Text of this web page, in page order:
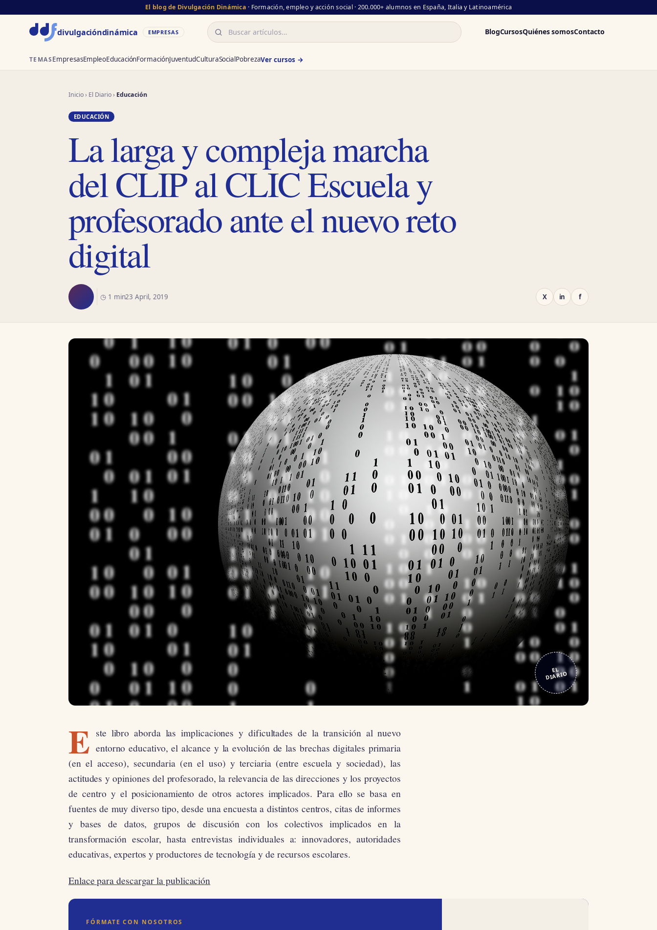
El blog de Divulgación Dinámica · Formación, empleo y acción social · 200.000+ alumnos en España, Italia y Latinoamérica
divulgacióndinámica EMPRESAS Buscar BlogCursosQuiénes somosContacto
TEMASEmpresasEmpleoEducaciónFormaciónJuventudCulturaSocialPobrezaVer cursos →
Inicio› El Diario› Educación
EDUCACIÓN
La larga y compleja marcha
del CLIP al CLIC Escuela y
profesorado ante el nuevo reto
digital
◷ 1 min23 April, 2019 X in f
EL
DIARIO
E ste libro aborda las implicaciones y dificultades de la transición al nuevo
entorno educativo, el alcance y la evolución de las brechas digitales primaria
(en el acceso), secundaria (en el uso) y terciaria (entre escuela y sociedad), las
actitudes y opiniones del profesorado, la relevancia de las direcciones y los proyectos
de centro y el posicionamiento de otros actores implicados. Para ello se basa en
fuentes de muy diverso tipo, desde una encuesta a distintos centros, citas de informes
y bases de datos, grupos de discusión con los colectivos implicados en la
transformación escolar, hasta entrevistas individuales a: innovadores, autoridades
educativas, expertos y productores de tecnología y de recursos escolares.
Enlace para descargar la publicación
FÓRMATE CON NOSOTROS